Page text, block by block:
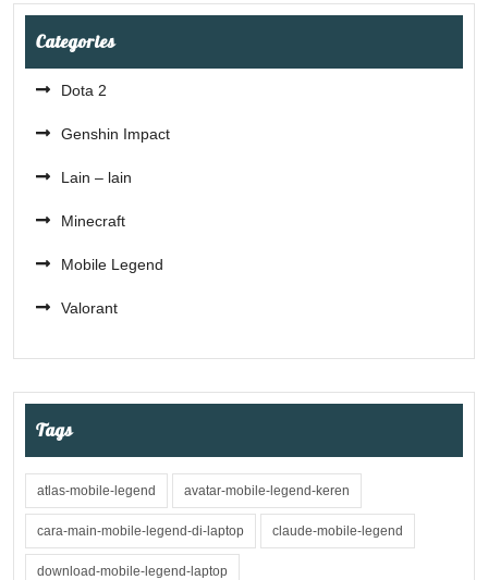
Categories
Dota 2
Genshin Impact
Lain – lain
Minecraft
Mobile Legend
Valorant
Tags
atlas-mobile-legend avatar-mobile-legend-keren
cara-main-mobile-legend-di-laptop claude-mobile-legend
download-mobile-legend-laptop